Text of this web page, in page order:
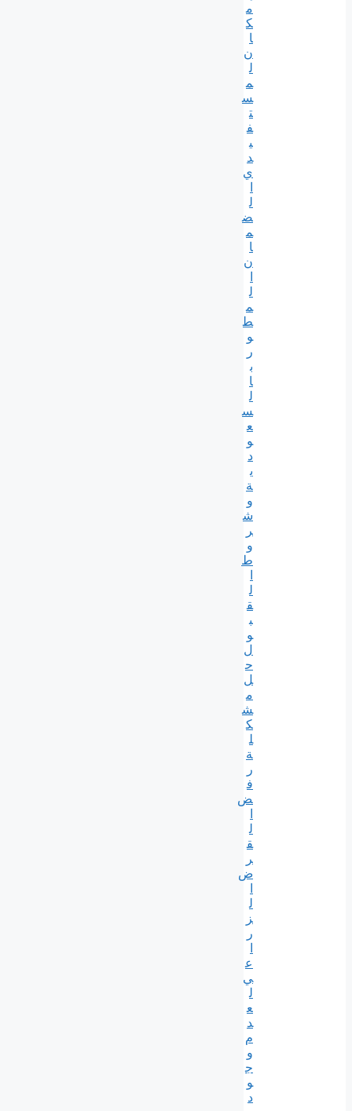
م
ك
ا
ن
ل
م
س
ت
ف
ي
د
ي
ل
ض
م
ا
ن
ل
م
ط
و
ر
ب
ا
ل
س
ع
و
د
ي
ة
و
ش
ر
و
ط
ل
ق
ب
و
ل
ح
ل
م
ش
ك
ل
ة
ر
ف
ض
ل
ق
ر
ض
ل
ز
ر
ع
ي
ل
ع
د
م
و
ج
و
د